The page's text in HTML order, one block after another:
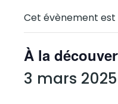
Cet évènement est
À la
3 mars